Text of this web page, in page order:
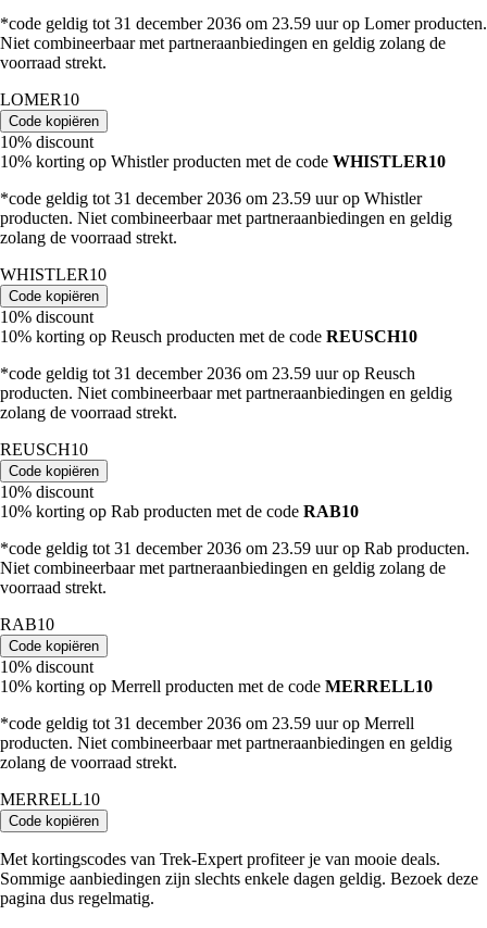
*code geldig tot 31 december 2036 om 23.59 uur op Lomer producten.
Niet combineerbaar met partneraanbiedingen en geldig zolang de
voorraad strekt.
LOMER10
Code kopiëren
10% discount
10% korting op Whistler producten met de code WHISTLER10
*code geldig tot 31 december 2036 om 23.59 uur op Whistler
producten. Niet combineerbaar met partneraanbiedingen en geldig
zolang de voorraad strekt.
WHISTLER10
Code kopiëren
10% discount
10% korting op Reusch producten met de code REUSCH10
*code geldig tot 31 december 2036 om 23.59 uur op Reusch
producten. Niet combineerbaar met partneraanbiedingen en geldig
zolang de voorraad strekt.
REUSCH10
Code kopiëren
10% discount
10% korting op Rab producten met de code RAB10
*code geldig tot 31 december 2036 om 23.59 uur op Rab producten.
Niet combineerbaar met partneraanbiedingen en geldig zolang de
voorraad strekt.
RAB10
Code kopiëren
10% discount
10% korting op Merrell producten met de code MERRELL10
*code geldig tot 31 december 2036 om 23.59 uur op Merrell
producten. Niet combineerbaar met partneraanbiedingen en geldig
zolang de voorraad strekt.
MERRELL10
Code kopiëren
Met kortingscodes van Trek-Expert profiteer je van mooie deals.
Sommige aanbiedingen zijn slechts enkele dagen geldig. Bezoek deze
pagina dus regelmatig.